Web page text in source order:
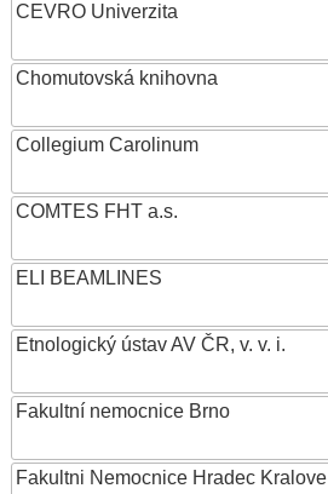
CEVRO Univerzita
Chomutovská knihovna
Collegium Carolinum
COMTES FHT a.s.
ELI BEAMLINES
Etnologický ústav AV ČR, v. v. i.
Fakultní nemocnice Brno
Fakultni Nemocnice Hradec Kralove